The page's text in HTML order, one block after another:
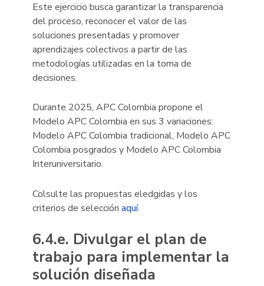
Este ejercicio busca garantizar la transparencia
del proceso, reconocer el valor de las
soluciones presentadas y promover
aprendizajes colectivos a partir de las
metodologías utilizadas en la toma de
decisiones.
Durante 2025, APC Colombia propone el
Modelo APC Colombia en sus 3 variaciones:
Modelo APC Colombia tradicional, Modelo APC
Colombia posgrados y Modelo APC Colombia
Interuniversitario.
Colsulte las propuestas eledgidas y los
criterios de selección aquí.
6.4.e. Divulgar el plan de
trabajo para implementar la
solución diseñada